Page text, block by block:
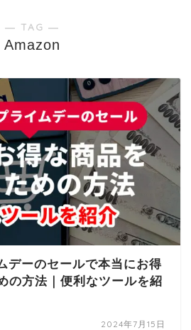
― TAG ―
Amazon
デーのセールで本当にお得
の方法｜便利なツールを紹
2024年7月15日